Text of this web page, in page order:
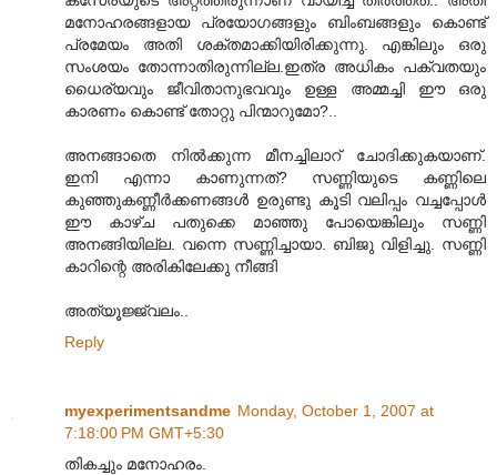
മനോഹരങ്ങളായ പ്രയോഗങ്ങളും ബിംബങ്ങളും കൊണ്ട്
പ്രമേയം അതി ശക്തമാക്കിയിരിക്കുന്നു. എങ്കിലും ഒരു
സംശയം തോന്നാതിരുന്നില്ല.ഇത്ര അധികം പക്വതയും
ധൈര്യവും ജീവിതാനുഭവവും ഉള്ള അമ്മച്ചി ഈ ഒരു
കാരണം കൊണ്ട് തോറ്റു പിന്മാറുമോ?..
അനങ്ങാതെ നില്‍ക്കുന്ന മീനച്ചിലാറ് ചോദിക്കുകയാണ്.
ഇനി എന്നാ കാണുന്നത്? സണ്ണിയുടെ കണ്ണിലെ
കുഞ്ഞുകണ്ണീര്‍ക്കണങ്ങള്‍ ഉരുണ്ടു കൂടി വലിപ്പം വച്ചപ്പോള്‍
ഈ കാഴ്ച പതുക്കെ മാഞ്ഞു പോയെങ്കിലും സണ്ണി
അനങ്ങിയില്ല. വന്നെ സണ്ണിച്ചായാ. ബിജു വിളിച്ചു. സണ്ണി
കാറിന്റെ അരികിലേക്കു നീങ്ങി
അത്യൂജ്ജ്വലം..
Reply
myexperimentsandme Monday, October 1, 2007 at
7:18:00 PM GMT+5:30
തികച്ചും മനോഹരം.